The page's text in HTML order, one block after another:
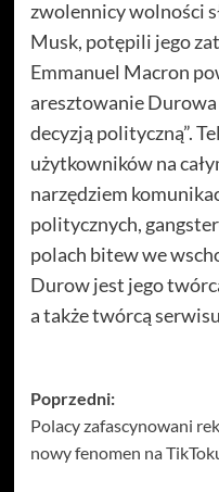
zwolennicy wolności
Musk, potępili jego
Emmanuel Macron
aresztowanie Durowa
decyzją polityczną”.
użytkowników na
narzędziem
politycznych,
polach bitew we
Durow jest jego
a także twórcą
Zobacz
wpisy
Poprzedni:
Polacy zafascynowani
nowy fenomen na